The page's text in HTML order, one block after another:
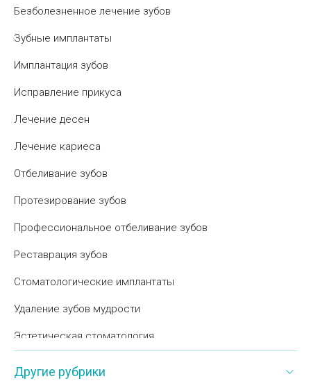
Безболезненное лечение зубов
Зубные имплантаты
Имплантация зубов
Исправление прикуса
Лечение десен
Лечение кариеса
Отбеливание зубов
Протезирование зубов
Профессиональное отбеливание зубов
Реставрация зубов
Стоматологические имплантаты
Удаление зубов мудрости
Эстетическая стоматология
Стоматологические клиники
Другие рубрики